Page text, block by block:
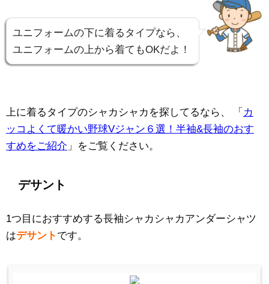
ユニフォームの下に着るタイプなら、
ユニフォームの上から着てもOKだよ！
上に着るタイプのシャカシャカを探してるなら、 「 カ
ッコよくて暖かい野球Vジャン６選！半袖&長袖のおす
すめをご紹介 」をご覧ください。
デサント
1つ目におすすめする長袖シャカシャカアンダーシャツ
はデサント です。